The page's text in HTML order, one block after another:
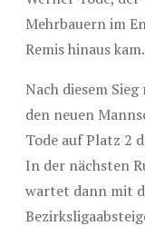
Mehrbauern im
Remis hinaus kam.
Nach diesem
den neuen
Tode auf Platz 2
In der nächsten
wartet dann mit